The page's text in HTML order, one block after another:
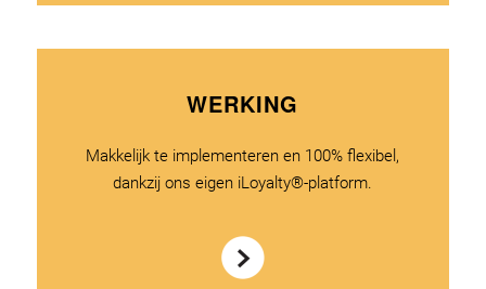
WERKING
Makkelijk te implementeren en 100% flexibel,
dankzij ons eigen iLoyalty®-platform.